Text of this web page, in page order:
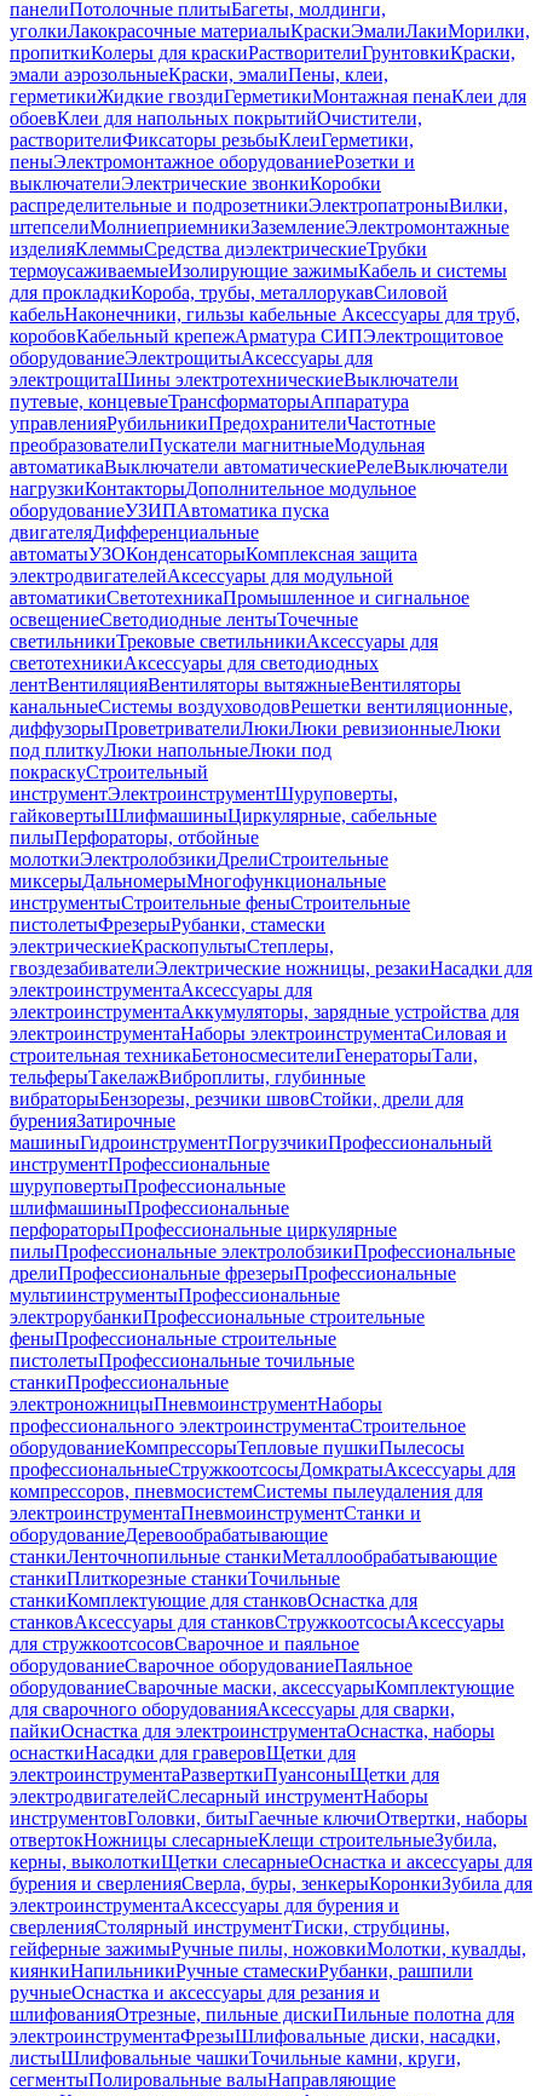
панелиПотолочные плитыБагеты, молдинги,
уголкиЛакокрасочные материалыКраскиЭмалиЛакиМорилки,
пропиткиКолеры для краскиРастворителиГрунтовкиКраски,
эмали аэрозольныеКраски, эмалиПены, клеи,
герметикиЖидкие гвоздиГерметикиМонтажная пенаКлеи для
обоевКлеи для напольных покрытийОчистители,
растворителиФиксаторы резьбыКлеиГерметики,
пеныЭлектромонтажное оборудованиеРозетки и
выключателиЭлектрические звонкиКоробки
распределительные и подрозетникиЭлектропатроныВилки,
штепселиМолниеприемникиЗаземлениеЭлектромонтажные
изделияКлеммыСредства диэлектрическиеТрубки
термоусаживаемыеИзолирующие зажимыКабель и системы
для прокладкиКороба, трубы, металлорукавСиловой
кабельНаконечники, гильзы кабельные Аксессуары для труб,
коробовКабельный крепежАрматура СИПЭлектрощитовое
оборудованиеЭлектрощитыАксессуары для
электрощитаШины электротехническиеВыключатели
путевые, концевыеТрансформаторыАппаратура
управленияРубильникиПредохранителиЧастотные
преобразователиПускатели магнитныеМодульная
автоматикаВыключатели автоматическиеРелеВыключатели
нагрузкиКонтакторыДополнительное модульное
оборудованиеУЗИПАвтоматика пуска
двигателяДифференциальные
автоматыУЗОКонденсаторыКомплексная защита
электродвигателейАксессуары для модульной
автоматикиСветотехникаПромышленное и сигнальное
освещениеСветодиодные лентыТочечные
светильникиТрековые светильникиАксессуары для
светотехникиАксессуары для светодиодных
лентВентиляцияВентиляторы вытяжныеВентиляторы
канальныеСистемы воздуховодовРешетки вентиляционные,
диффузорыПроветривателиЛюкиЛюки ревизионныеЛюки
под плиткуЛюки напольныеЛюки под
покраскуСтроительный
инструментЭлектроинструментШуруповерты,
гайковертыШлифмашиныЦиркулярные, сабельные
пилыПерфораторы, отбойные
молоткиЭлектролобзикиДрелиСтроительные
миксерыДальномерыМногофункциональные
инструментыСтроительные феныСтроительные
пистолетыФрезерыРубанки, стамески
электрическиеКраскопультыСтеплеры,
гвоздезабивателиЭлектрические ножницы, резакиНасадки для
электроинструментаАксессуары для
электроинструментаАккумуляторы, зарядные устройства для
электроинструментаНаборы электроинструментаСиловая и
строительная техникаБетоносмесителиГенераторыТали,
тельферыТакелажВиброплиты, глубинные
вибраторыБензорезы, резчики швовСтойки, дрели для
буренияЗатирочные
машиныГидроинструментПогрузчикиПрофессиональный
инструментПрофессиональные
шуруповертыПрофессиональные
шлифмашиныПрофессиональные
перфораторыПрофессиональные циркулярные
пилыПрофессиональные электролобзикиПрофессиональные
дрелиПрофессиональные фрезерыПрофессиональные
мультиинструментыПрофессиональные
электрорубанкиПрофессиональные строительные
феныПрофессиональные строительные
пистолетыПрофессиональные точильные
станкиПрофессиональные
электроножницыПневмоинструментНаборы
профессионального электроинструментаСтроительное
оборудованиеКомпрессорыТепловые пушкиПылесосы
профессиональныеСтружкоотсосыДомкратыАксессуары для
компрессоров, пневмосистемСистемы пылеудаления для
электроинструментаПневмоинструментСтанки и
оборудованиеДеревообрабатывающие
станкиЛенточнопильные станкиМеталлообрабатывающие
станкиПлиткорезные станкиТочильные
станкиКомплектующие для станковОснастка для
станковАксессуары для станковСтружкоотсосыАксессуары
для стружкоотсосовСварочное и паяльное
оборудованиеСварочное оборудованиеПаяльное
оборудованиеСварочные маски, аксессуарыКомплектующие
для сварочного оборудованияАксессуары для сварки,
пайкиОснастка для электроинструментаОснастка, наборы
оснасткиНасадки для граверовЩетки для
электроинструментаРазверткиПуансоныЩетки для
электродвигателейСлесарный инструментНаборы
инструментовГоловки, битыГаечные ключиОтвертки, наборы
отвертокНожницы слесарныеКлещи строительныеЗубила,
керны, выколоткиЩетки слесарныеОснастка и аксессуары для
бурения и сверленияСверла, буры, зенкерыКоронкиЗубила для
электроинструментаАксессуары для бурения и
сверленияСтолярный инструментТиски, струбцины,
гейферные зажимыРучные пилы, ножовкиМолотки, кувалды,
киянкиНапильникиРучные стамескиРубанки, рашпили
ручныеОснастка и аксессуары для резания и
шлифованияОтрезные, пильные дискиПильные полотна для
электроинструментаФрезыШлифовальные диски, насадки,
листыШлифовальные чашкиТочильные камни, круги,
сегментыПолировальные валыНаправляющие